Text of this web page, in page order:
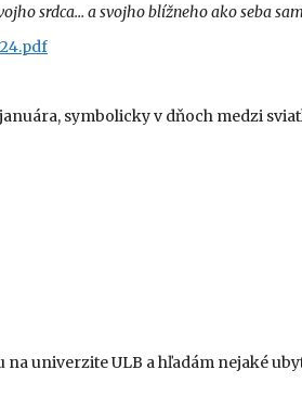
srdca… a svojho blížneho ako seba
symbolicky v dňoch medzi
univerzite ULB a hľadám nejaké